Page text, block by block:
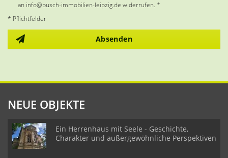
an info@busch-immobilien-leipzig.de widerrufen. *
* Pflichtfelder
Absenden
NEUE OBJEKTE
Ein Herrenhaus mit Seele - Geschichte,
Charakter und außergewöhnliche Perspektiven